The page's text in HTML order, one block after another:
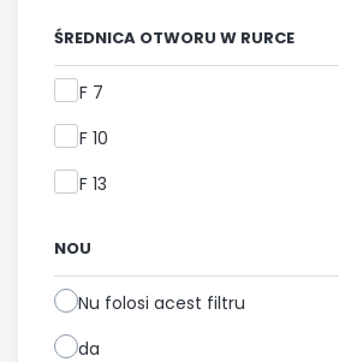
ŚREDNICA OTWORU W RURCE
Średnica otworu w rurce
F 7
F 10
F 13
NOU
Nu folosi acest filtru
da